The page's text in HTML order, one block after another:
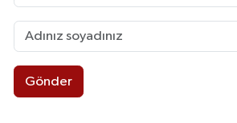
Gönder